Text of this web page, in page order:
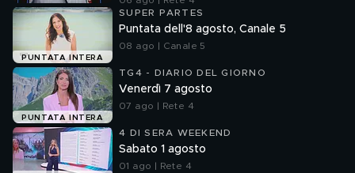
PUNTATA INTERA
SUPER PARTES
Puntata dell'8 agosto, Canale 5
08 ago | Canale 5
PUNTATA INTERA
TG4 - DIARIO DEL GIORNO
Venerdì 7 agosto
07 ago | Rete 4
4 DI SERA WEEKEND
Sabato 1 agosto
01 ago | Rete 4